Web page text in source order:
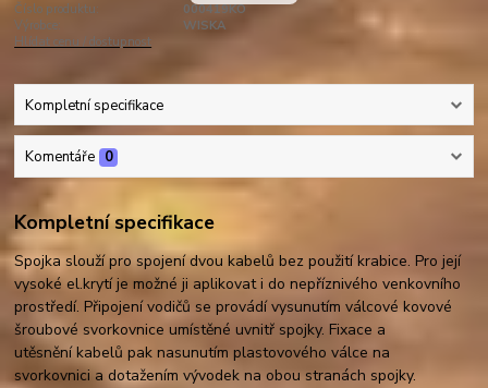
Číslo produktu:
000419KO
Výrobce:
WISKA
Hlídat cenu / dostupnost
Kompletní specifikace
Komentáře 0
Kompletní specifikace
Spojka slouží pro spojení dvou kabelů bez použití krabice. Pro její
vysoké el.krytí je možné ji aplikovat i do nepříznivého venkovního
prostředí. Připojení vodičů se provádí vysunutím válcové kovové
šroubové svorkovnice umístěné uvnitř spojky. Fixace a
utěsnění kabelů pak nasunutím plastovového válce na
svorkovnici a dotažením vývodek na obou stranách spojky.